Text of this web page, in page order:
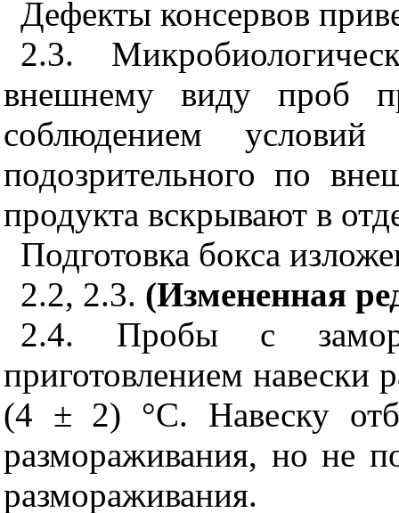
Дефекты консервов
2.3.
внешнему виду проб
соблюдением
подозрительного по
продукта вскрывают в
Подготовка бокса
2.2, 2.3. (Измененная
2.4. Пробы с
приготовлением навески
(4 ± 2) °С. Навеску
размораживания, но не
размораживания.